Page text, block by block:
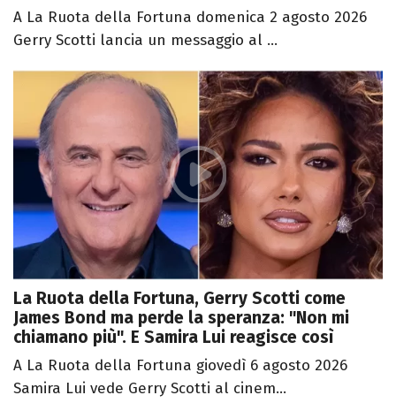
A La Ruota della Fortuna domenica 2 agosto 2026
Gerry Scotti lancia un messaggio al ...
La Ruota della Fortuna, Gerry Scotti come
James Bond ma perde la speranza: "Non mi
chiamano più". E Samira Lui reagisce così
A La Ruota della Fortuna giovedì 6 agosto 2026
Samira Lui vede Gerry Scotti al cinem...